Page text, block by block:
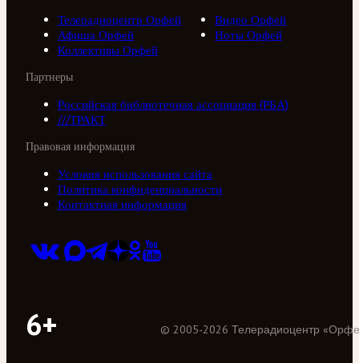
Телерадиоцентр Орфей
Видео Орфей
Афиша Орфей
Ноты Орфей
Коллективы Орфей
Партнеры
Российская библиотечная ассоциация (РБА)
///ТРАКТ
Правовая информация
Условия использования сайта
Политика конфиденциальности
Контактная информация
6+ © 2005-2026 Телерадиоцентр